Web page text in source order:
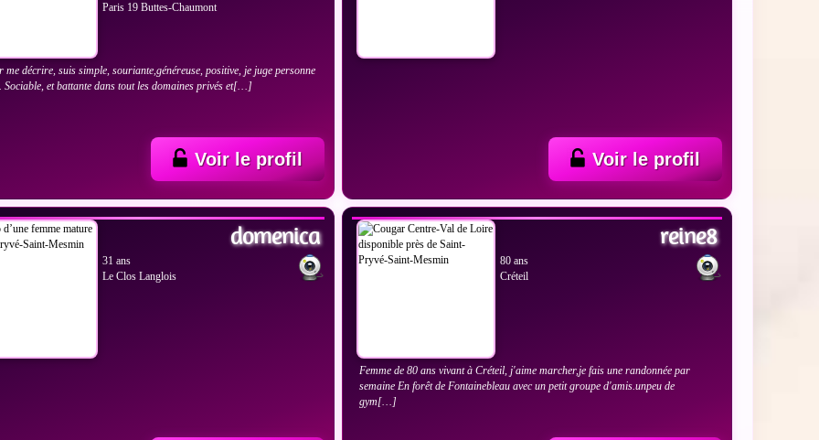
Paris 19 Buttes-Chaumont
me décrire, suis simple, souriante,généreuse, positive, je juge personne
Sociable, et battante dans tout les domaines privés et[…]
Voir le profil Voir le profil
domenica
31 ans
Le Clos Langlois
VOIR LES PHOTOS
reine8
80 ans
Créteil
Femme de 80 ans vivant à Créteil, j'aime marcher,je fais une randonnée par
semaine En forêt de Fontainebleau avec un petit groupe d'amis.unpeu de
gym[…]